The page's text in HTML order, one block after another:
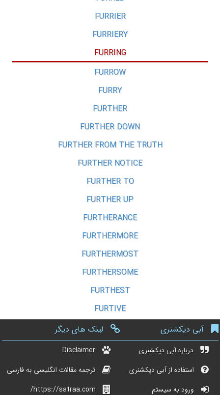
FURRIER
FURRIERY
FURRING
FURROW
FURRY
FURTHER
FURTHER DOWN
FURTHER FROM THE TRUTH
FURTHER NOTICE
FURTHER TO
FURTHER UP
FURTHERANCE
FURTHERMORE
FURTHERMOST
FURTHERSOME
FURTHEST
FURTIVE
آبی دیکشنری
درباره آبی دیکشنری
استفاده از آبی دیکشنری
ورود به سیستم
لینک های دیگر
Disclaimer
ترجمه مقالات انگلیسی به فارسی
https://satraa.com/